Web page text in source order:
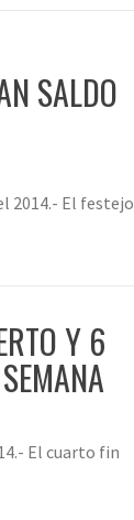
SALDO
2014.- El festejo
Y 6
El cuarto fin